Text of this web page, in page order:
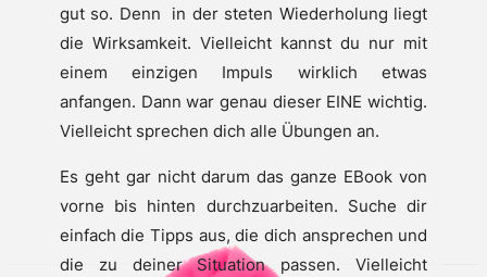
gut so. Denn in der steten Wiederholung liegt
die Wirksamkeit. Vielleicht kannst du nur mit
einem einzigen Impuls wirklich etwas
anfangen. Dann war genau dieser EINE wichtig.
Vielleicht sprechen dich alle Übungen an.
Es geht gar nicht darum das ganze EBook von
vorne bis hinten durchzuarbeiten. Suche dir
einfach die Tipps aus, die dich ansprechen und
die zu deiner Situation passen. Vielleicht